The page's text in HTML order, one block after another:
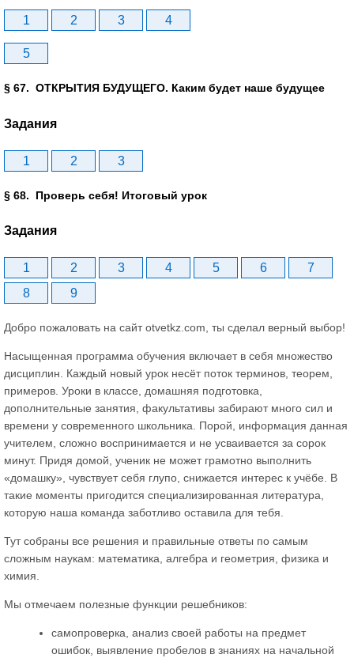
1 2 3 4
5
§ 67. ОТКРЫТИЯ БУДУЩЕГО. Каким будет наше будущее
Задания
1 2 3
§ 68. Проверь себя! Итоговый урок
Задания
1 2 3 4 5 6
7
8
9
Добро пожаловать на сайт otvetkz.com, ты сделал верный выбор!
Насыщенная программа обучения включает в себя множество
дисциплин. Каждый новый урок несёт поток терминов, теорем,
примеров. Уроки в классе, домашняя подготовка,
дополнительные занятия, факультативы забирают много сил и
времени у современного школьника. Порой, информация данная
учителем, сложно воспринимается и не усваивается за сорок
минут. Придя домой, ученик не может грамотно выполнить
«домашку», чувствует себя глупо, снижается интерес к учёбе. В
такие моменты пригодится специализированная литература,
которую наша команда заботливо оставила для тебя.
Тут собраны все решения и правильные ответы по самым
сложным наукам: математика, алгебра и геометрия, физика и
химия.
Мы отмечаем полезные функции решебников:
самопроверка, анализ своей работы на предмет
ошибок, выявление пробелов в знаниях на начальной